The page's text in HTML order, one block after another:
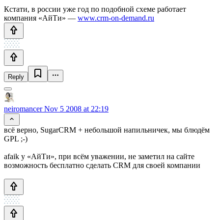
Кстати, в россии уже год по подобной схеме работает
компания «АйТи» — www.crm-on-demand.ru
Reply
neiromancerNov 5 2008 at 22:19
всё верно, SugarCRM + небольшой напильничек, мы блюдём
GPL ;-)
afaik у «АйТи», при всём уважении, не заметил на сайте
возможность бесплатно сделать CRM для своей компании